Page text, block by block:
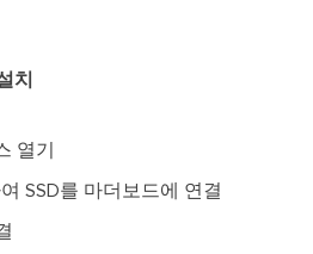
치
열기
SSD를 마더보드에 연결